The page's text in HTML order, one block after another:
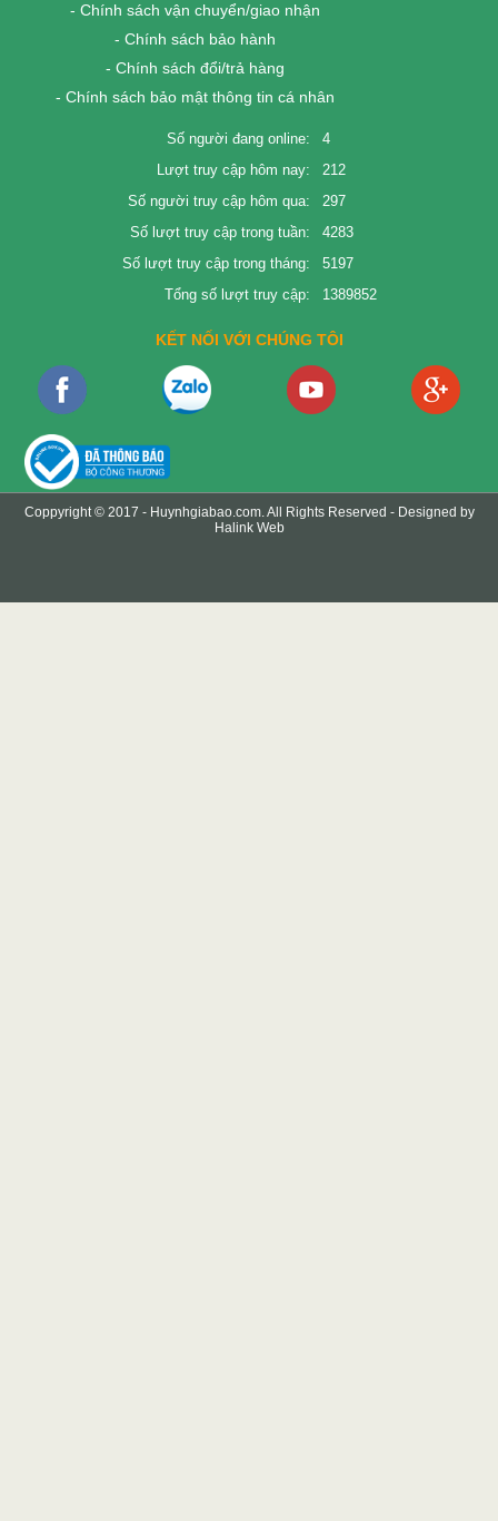
- Chính sách vận chuyển/giao nhận
- Chính sách bảo hành
- Chính sách đổi/trả hàng
- Chính sách bảo mật thông tin cá nhân
Số người đang online:
4
Lượt truy cập hôm nay:
212
Số người truy cập hôm qua:
297
Số lượt truy cập trong tuần:
4283
Số lượt truy cập trong tháng:
5197
Tổng số lượt truy cập:
1389852
KẾT NỐI VỚI CHÚNG TÔI
Coppyright © 2017 - Huynhgiabao.com. All Rights Reserved - Designed by
Halink Web